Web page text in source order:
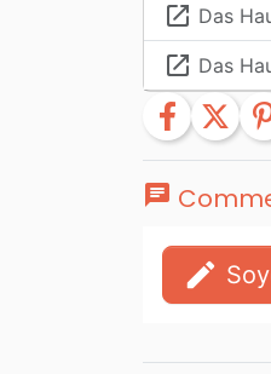
launch Das
launch Das
facebook twitter
chat
edit